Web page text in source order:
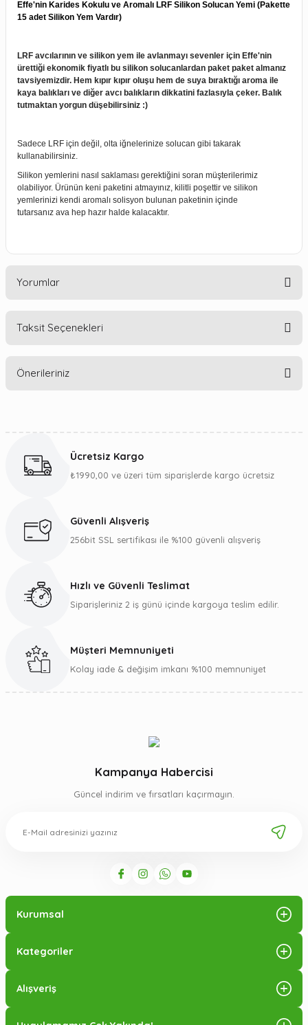
Effe'nin Karides Kokulu ve Aromalı LRF Silikon Solucan Yemi (Pakette
15 adet Silikon Yem Vardır)
LRF avcılarının ve silikon yem ile avlanmayı sevenler için Effe'nin
ürettiği ekonomik fiyatlı bu silikon solucanlardan paket paket almanız
tavsiyemizdir. Hem kıpır kıpır oluşu hem de suya bıraktığı aroma ile
kaya balıkları ve diğer avcı balıkların dikkatini fazlasıyla çeker. Balık
tutmaktan yorgun düşebilirsiniz :)
Sadece LRF için değil, olta iğnelerinize solucan gibi takarak
kullanabilirsiniz.
Silikon yemlerini nasıl saklaması gerektiğini soran müşterilerimiz
olabiliyor. Ürünün keni paketini atmayınız, kilitli poşettir ve silikon
yemlerinizi kendi aromalı solisyon bulunan paketinin içinde
tutarsanız ava hep hazır halde kalacaktır.
Yorumlar
Taksit Seçenekleri
Önerileriniz
Görüş ve önerileriniz için teşekkür ederiz.
Ürün bilgilerinde hatalar bulunuyor.
Gönder
Ücretsiz Kargo
₺1990,00 ve üzeri tüm siparişlerde kargo ücretsiz
Güvenli Alışveriş
256bit SSL sertifikası ile %100 güvenli alışveriş
Hızlı ve Güvenli Teslimat
Siparişleriniz 2 iş günü içinde kargoya teslim edilir.
Müşteri Memnuniyeti
Kolay iade & değişim imkanı %100 memnuniyet
Kampanya Habercisi
Güncel indirim ve fırsatları kaçırmayın.
Kurumsal
Kategoriler
Alışveriş